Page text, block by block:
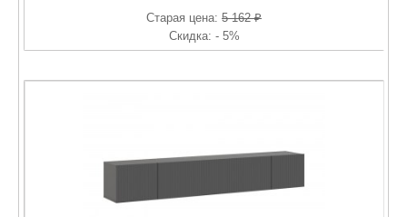
Старая цена: 5 162 ₽
Скидка: - 5%